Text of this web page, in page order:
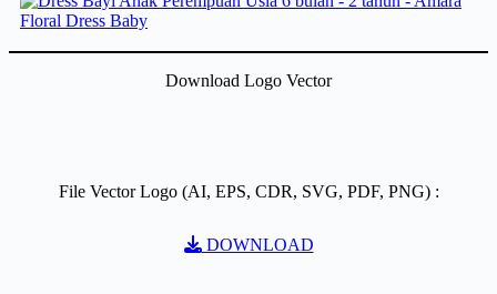
Download Logo Vector
File Vector Logo (AI, EPS, CDR, SVG, PDF, PNG) :
DOWNLOAD